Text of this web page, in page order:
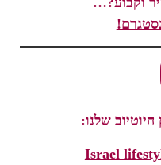
שלנו:
Israel